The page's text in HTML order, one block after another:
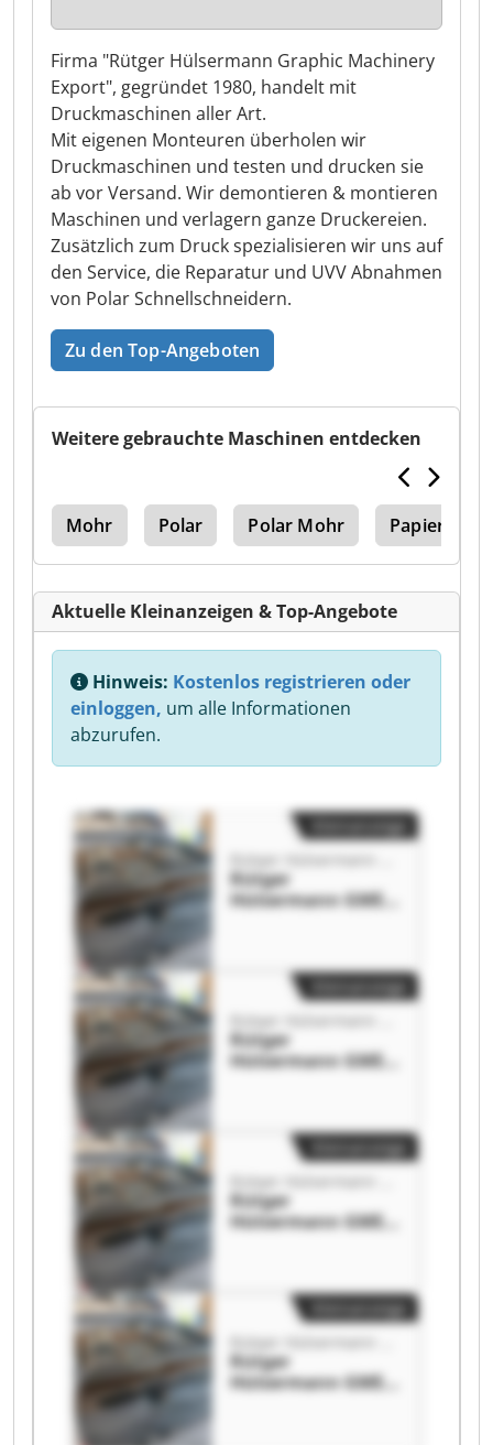
Firma "Rütger Hülsermann Graphic Machinery
Export", gegründet 1980, handelt mit
Druckmaschinen aller Art.
Mit eigenen Monteuren überholen wir
Druckmaschinen und testen und drucken sie
ab vor Versand. Wir demontieren & montieren
Maschinen und verlagern ganze Druckereien.
Zusätzlich zum Druck spezialisieren wir uns auf
den Service, die Reparatur und UVV Abnahmen
von Polar Schnellschneidern.
Zu den Top-Angeboten
Weitere gebrauchte Maschinen entdecken
Mohr Polar Polar Mohr
Aktuelle Kleinanzeigen & Top-Angebote
Hinweis: Kostenlos registrieren oder
einloggen, um alle Informationen
abzurufen.
Rütger
Hülsermann GME
Rütger
Hülsermann GME
Kleinanzeige
Rütger
Hülsermann GME
Kleinanzeige
Rütger
Hülsermann GME
Kleinanzeige